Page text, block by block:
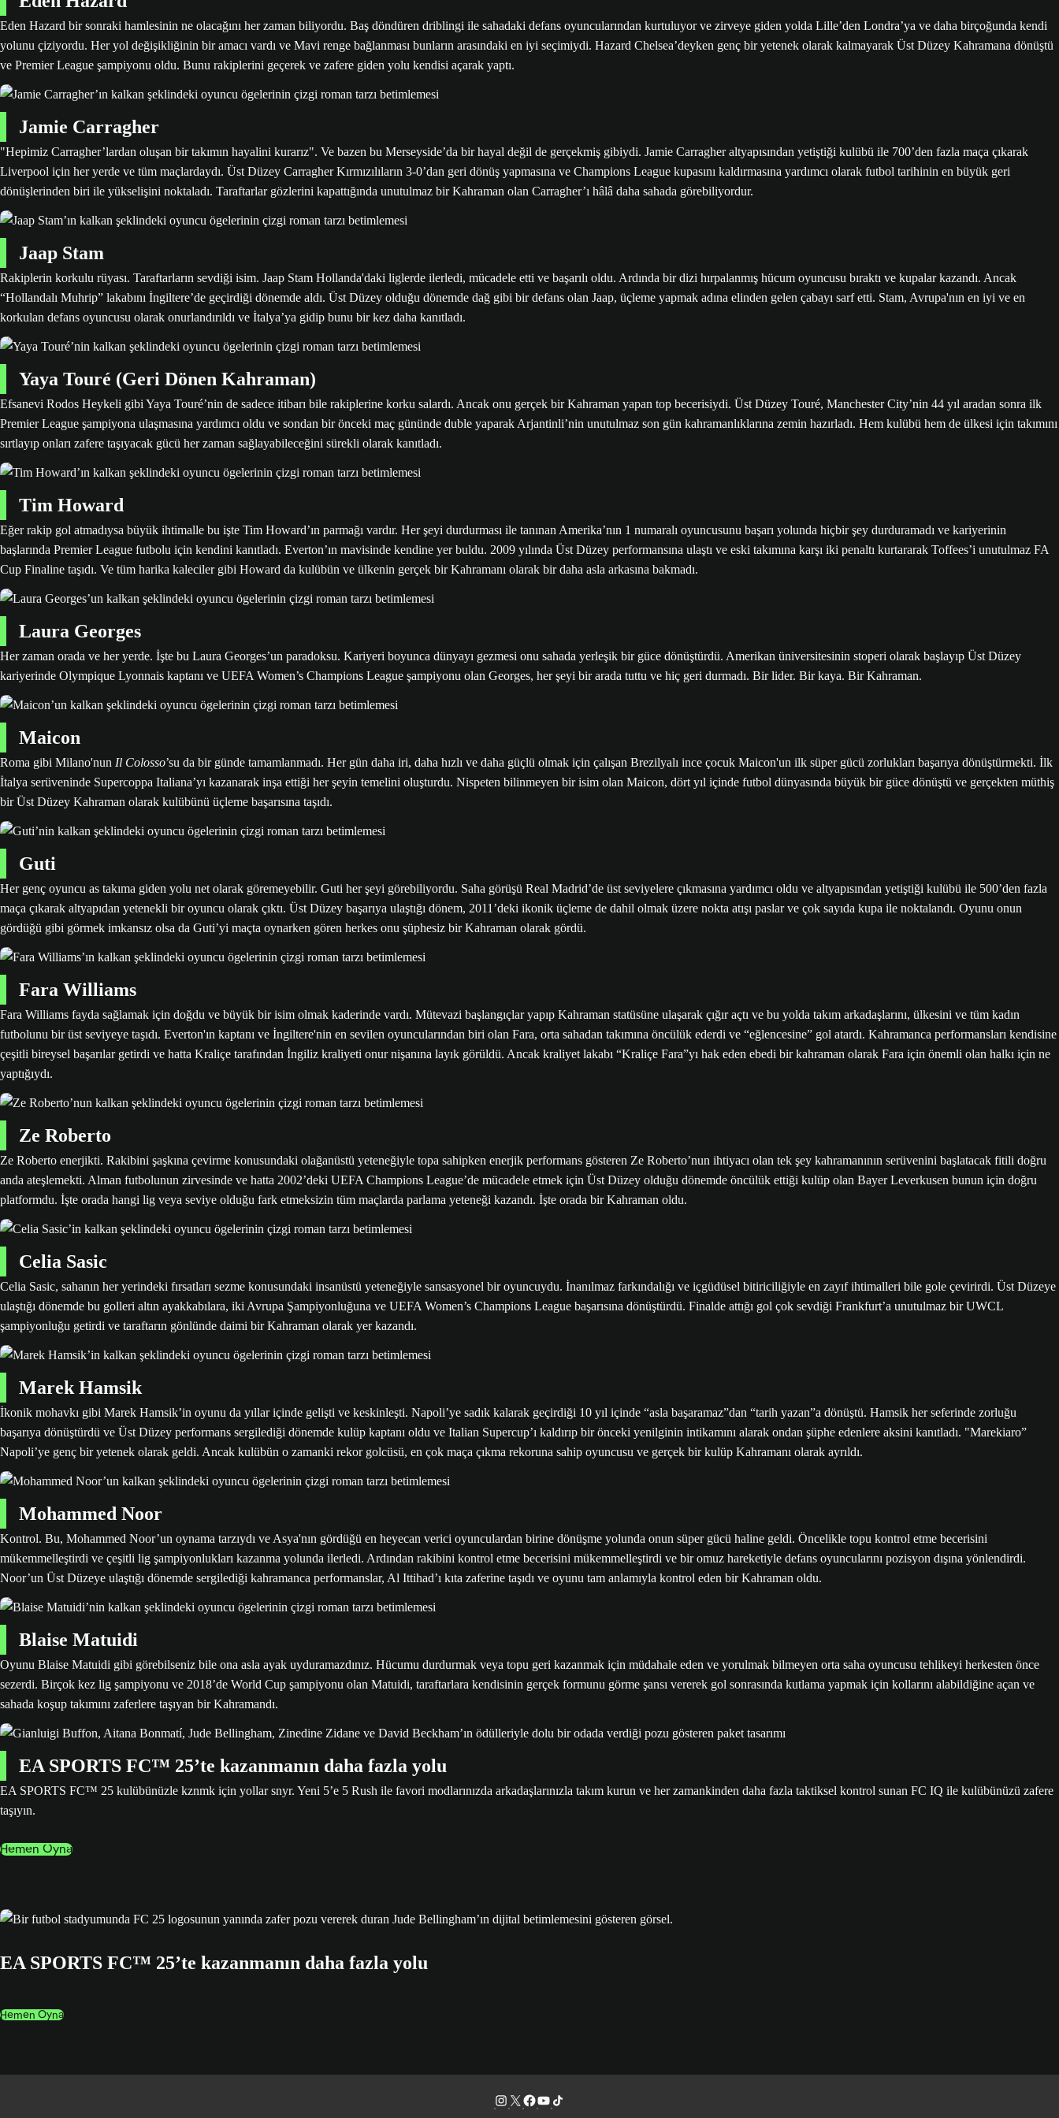
Eden Hazard bir sonraki hamlesinin ne olacağını her zaman biliyordu. Baş döndüren driblingi ile sahadaki defans oyuncularından kurtuluyor ve zirveye giden yolda Lille’den Londra’ya ve daha birçoğunda kendi
yolunu çiziyordu. Her yol değişikliğinin bir amacı vardı ve Mavi renge bağlanması bunların arasındaki en iyi seçimiydi. Hazard Chelsea’deyken genç bir yetenek olarak kalmayarak Üst Düzey Kahramana dönüştü
ve Premier League şampiyonu oldu. Bunu rakiplerini geçerek ve zafere giden yolu kendisi açarak yaptı.
Jamie Carragher
"Hepimiz Carragher’lardan oluşan bir takımın hayalini kurarız". Ve bazen bu Merseyside’da bir hayal değil de gerçekmiş gibiydi. Jamie Carragher altyapısından yetiştiği kulübü ile 700’den fazla maça çıkarak
Liverpool için her yerde ve tüm maçlardaydı. Üst Düzey Carragher Kırmızılıların 3-0’dan geri dönüş yapmasına ve Champions League kupasını kaldırmasına yardımcı olarak futbol tarihinin en büyük geri
dönüşlerinden biri ile yükselişini noktaladı. Taraftarlar gözlerini kapattığında unutulmaz bir Kahraman olan Carragher’ı hâlâ daha sahada görebiliyordur.
Jaap Stam
Rakiplerin korkulu rüyası. Taraftarların sevdiği isim. Jaap Stam Hollanda'daki liglerde ilerledi, mücadele etti ve başarılı oldu. Ardında bir dizi hırpalanmış hücum oyuncusu bıraktı ve kupalar kazandı. Ancak
“Hollandalı Muhrip” lakabını İngiltere’de geçirdiği dönemde aldı. Üst Düzey olduğu dönemde dağ gibi bir defans olan Jaap, üçleme yapmak adına elinden gelen çabayı sarf etti. Stam, Avrupa'nın en iyi ve en
korkulan defans oyuncusu olarak onurlandırıldı ve İtalya’ya gidip bunu bir kez daha kanıtladı.
Yaya Touré (Geri Dönen Kahraman)
Efsanevi Rodos Heykeli gibi Yaya Touré’nin de sadece itibarı bile rakiplerine korku salardı. Ancak onu gerçek bir Kahraman yapan top becerisiydi. Üst Düzey Touré, Manchester City’nin 44 yıl aradan sonra ilk
Premier League şampiyona ulaşmasına yardımcı oldu ve sondan bir önceki maç gününde duble yaparak Arjantinli’nin unutulmaz son gün kahramanlıklarına zemin hazırladı. Hem kulübü hem de ülkesi için takımını
sırtlayıp onları zafere taşıyacak gücü her zaman sağlayabileceğini sürekli olarak kanıtladı.
Tim Howard
Eğer rakip gol atmadıysa büyük ihtimalle bu işte Tim Howard’ın parmağı vardır. Her şeyi durdurması ile tanınan Amerika’nın 1 numaralı oyuncusunu başarı yolunda hiçbir şey durduramadı ve kariyerinin
başlarında Premier League futbolu için kendini kanıtladı. Everton’ın mavisinde kendine yer buldu. 2009 yılında Üst Düzey performansına ulaştı ve eski takımına karşı iki penaltı kurtararak Toffees’i unutulmaz FA
Cup Finaline taşıdı. Ve tüm harika kaleciler gibi Howard da kulübün ve ülkenin gerçek bir Kahramanı olarak bir daha asla arkasına bakmadı.
Laura Georges
Her zaman orada ve her yerde. İşte bu Laura Georges’un paradoksu. Kariyeri boyunca dünyayı gezmesi onu sahada yerleşik bir güce dönüştürdü. Amerikan üniversitesinin stoperi olarak başlayıp Üst Düzey
kariyerinde Olympique Lyonnais kaptanı ve UEFA Women’s Champions League şampiyonu olan Georges, her şeyi bir arada tuttu ve hiç geri durmadı. Bir lider. Bir kaya. Bir Kahraman.
Maicon
Roma gibi Milano'nun Il Colosso’su da bir günde tamamlanmadı. Her gün daha iri, daha hızlı ve daha güçlü olmak için çalışan Brezilyalı ince çocuk Maicon'un ilk süper gücü zorlukları başarıya dönüştürmekti. İlk
İtalya serüveninde Supercoppa Italiana’yı kazanarak inşa ettiği her şeyin temelini oluşturdu. Nispeten bilinmeyen bir isim olan Maicon, dört yıl içinde futbol dünyasında büyük bir güce dönüştü ve gerçekten müthiş
bir Üst Düzey Kahraman olarak kulübünü üçleme başarısına taşıdı.
Guti
Her genç oyuncu as takıma giden yolu net olarak göremeyebilir. Guti her şeyi görebiliyordu. Saha görüşü Real Madrid’de üst seviyelere çıkmasına yardımcı oldu ve altyapısından yetiştiği kulübü ile 500’den fazla
maça çıkarak altyapıdan yetenekli bir oyuncu olarak çıktı. Üst Düzey başarıya ulaştığı dönem, 2011’deki ikonik üçleme de dahil olmak üzere nokta atışı paslar ve çok sayıda kupa ile noktalandı. Oyunu onun
gördüğü gibi görmek imkansız olsa da Guti’yi maçta oynarken gören herkes onu şüphesiz bir Kahraman olarak gördü.
Fara Williams
Fara Williams fayda sağlamak için doğdu ve büyük bir isim olmak kaderinde vardı. Mütevazi başlangıçlar yapıp Kahraman statüsüne ulaşarak çığır açtı ve bu yolda takım arkadaşlarını, ülkesini ve tüm kadın
futbolunu bir üst seviyeye taşıdı. Everton'ın kaptanı ve İngiltere'nin en sevilen oyuncularından biri olan Fara, orta sahadan takımına öncülük ederdi ve “eğlencesine” gol atardı. Kahramanca performansları kendisine
çeşitli bireysel başarılar getirdi ve hatta Kraliçe tarafından İngiliz kraliyeti onur nişanına layık görüldü. Ancak kraliyet lakabı “Kraliçe Fara”yı hak eden ebedi bir kahraman olarak Fara için önemli olan halkı için ne
yaptığıydı.
Ze Roberto
Ze Roberto enerjikti. Rakibini şaşkına çevirme konusundaki olağanüstü yeteneğiyle topa sahipken enerjik performans gösteren Ze Roberto’nun ihtiyacı olan tek şey kahramanının serüvenini başlatacak fitili doğru
anda ateşlemekti. Alman futbolunun zirvesinde ve hatta 2002’deki UEFA Champions League’de mücadele etmek için Üst Düzey olduğu dönemde öncülük ettiği kulüp olan Bayer Leverkusen bunun için doğru
platformdu. İşte orada hangi lig veya seviye olduğu fark etmeksizin tüm maçlarda parlama yeteneği kazandı. İşte orada bir Kahraman oldu.
Celia Sasic
Celia Sasic, sahanın her yerindeki fırsatları sezme konusundaki insanüstü yeteneğiyle sansasyonel bir oyuncuydu. İnanılmaz farkındalığı ve içgüdüsel bitiriciliğiyle en zayıf ihtimalleri bile gole çevirirdi. Üst Düzeye
ulaştığı dönemde bu golleri altın ayakkabılara, iki Avrupa Şampiyonluğuna ve UEFA Women’s Champions League başarısına dönüştürdü. Finalde attığı gol çok sevdiği Frankfurt’a unutulmaz bir UWCL
şampiyonluğu getirdi ve taraftarın gönlünde daimi bir Kahraman olarak yer kazandı.
Marek Hamsik
İkonik mohavkı gibi Marek Hamsik’in oyunu da yıllar içinde gelişti ve keskinleşti. Napoli’ye sadık kalarak geçirdiği 10 yıl içinde “asla başaramaz”dan “tarih yazan”a dönüştü. Hamsik her seferinde zorluğu
başarıya dönüştürdü ve Üst Düzey performans sergilediği dönemde kulüp kaptanı oldu ve Italian Supercup’ı kaldırıp bir önceki yenilginin intikamını alarak ondan şüphe edenlere aksini kanıtladı. "Marekiaro”
Napoli’ye genç bir yetenek olarak geldi. Ancak kulübün o zamanki rekor golcüsü, en çok maça çıkma rekoruna sahip oyuncusu ve gerçek bir kulüp Kahramanı olarak ayrıldı.
Mohammed Noor
Kontrol. Bu, Mohammed Noor’un oynama tarzıydı ve Asya'nın gördüğü en heyecan verici oyunculardan birine dönüşme yolunda onun süper gücü haline geldi. Öncelikle topu kontrol etme becerisini
mükemmelleştirdi ve çeşitli lig şampiyonlukları kazanma yolunda ilerledi. Ardından rakibini kontrol etme becerisini mükemmelleştirdi ve bir omuz hareketiyle defans oyuncularını pozisyon dışına yönlendirdi.
Noor’un Üst Düzeye ulaştığı dönemde sergilediği kahramanca performanslar, Al Ittihad’ı kıta zaferine taşıdı ve oyunu tam anlamıyla kontrol eden bir Kahraman oldu.
Blaise Matuidi
Oyunu Blaise Matuidi gibi görebilseniz bile ona asla ayak uyduramazdınız. Hücumu durdurmak veya topu geri kazanmak için müdahale eden ve yorulmak bilmeyen orta saha oyuncusu tehlikeyi herkesten önce
sezerdi. Birçok kez lig şampiyonu ve 2018’de World Cup şampiyonu olan Matuidi, taraftarlara kendisinin gerçek formunu görme şansı vererek gol sonrasında kutlama yapmak için kollarını alabildiğine açan ve
sahada koşup takımını zaferlere taşıyan bir Kahramandı.
EA SPORTS FC™ 25’te kazanmanın daha fazla yolu
EA SPORTS FC™ 25 kulübünüzle kznmk için yollar snyr. Yeni 5’e 5 Rush ile favori modlarınızda arkadaşlarınızla takım kurun ve her zamankinden daha fazla taktiksel kontrol sunan FC IQ ile kulübünüzü zafere
taşıyın.
Hemen Oyna
EA SPORTS FC™ 25’te kazanmanın daha fazla yolu
Hemen Oyna